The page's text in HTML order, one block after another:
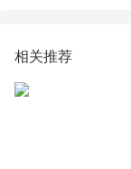
相关推荐